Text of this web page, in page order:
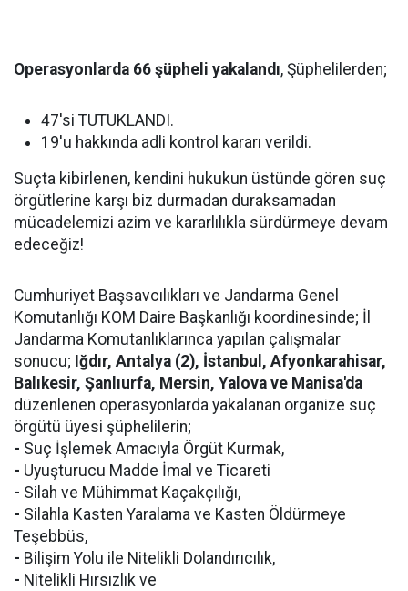
Operasyonlarda 66 şüpheli yakalandı, Şüphelilerden;
47'si TUTUKLANDI.
19'u hakkında adli kontrol kararı verildi.
Suçta kibirlenen, kendini hukukun üstünde gören suç
örgütlerine karşı biz durmadan duraksamadan
mücadelemizi azim ve kararlılıkla sürdürmeye devam
edeceğiz!
Cumhuriyet Başsavcılıkları ve Jandarma Genel
Komutanlığı KOM Daire Başkanlığı koordinesinde; İl
Jandarma Komutanlıklarınca yapılan çalışmalar
sonucu; Iğdır, Antalya (2), İstanbul, Afyonkarahisar,
Balıkesir, Şanlıurfa, Mersin, Yalova ve Manisa'da
düzenlenen operasyonlarda yakalanan organize suç
örgütü üyesi şüphelilerin;
- Suç İşlemek Amacıyla Örgüt Kurmak,
- Uyuşturucu Madde İmal ve Ticareti
- Silah ve Mühimmat Kaçakçılığı,
- Silahla Kasten Yaralama ve Kasten Öldürmeye
Teşebbüs,
- Bilişim Yolu ile Nitelikli Dolandırıcılık,
- Nitelikli Hırsızlık ve